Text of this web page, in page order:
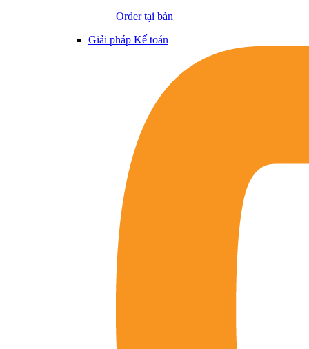
Order tại bàn
Giải pháp Kế toán